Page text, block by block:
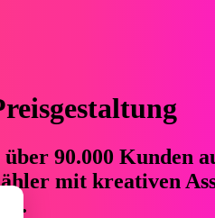
90.000 Kunden
mit kreativen